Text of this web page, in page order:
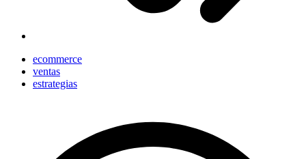
ecommerce
ventas
estrategias